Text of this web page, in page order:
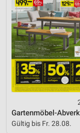
Gartenmöbel-
Gültig bis Fr. 28.08.
personalisierter
Messung der
Messung der
Analyse von
Kombinationen
Quellen
Entwicklung und
Verwendung